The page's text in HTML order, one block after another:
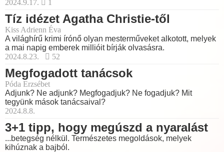
2024.9.17.
1
Tíz idézet Agatha Christie-től
Kiss Adrienn Éva
A világhírű krimi írónő olyan mesterműveket alkotott, melyek
a mai napig emberek millióit bírják olvasásra.
2024.8.23.
52
Megfogadott tanácsok
Póda Erzsébet
Adjunk? Ne adjunk? Megfogadjuk? Ne fogadjuk? Mit
tegyünk mások tanácsaival?
2024.8.8.
3+1 tipp, hogy megúszd a nyaralást
...betegség nélkül. Természetes megoldások, melyek
kihúznak a bajból.